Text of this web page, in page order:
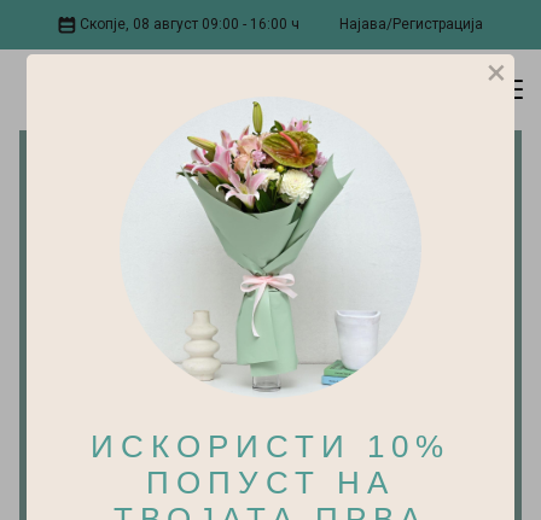
Скопје, 08 август 09:00 - 16:00 ч Најава/Регистрација
×
ИСКОРИСТИ 10%
ПОПУСТ НА